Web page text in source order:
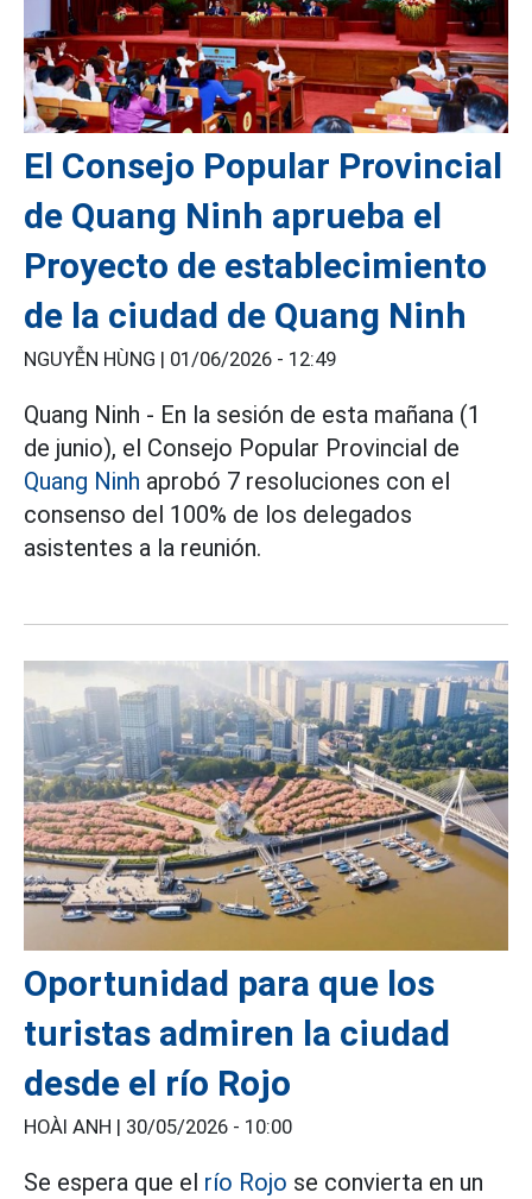
El Consejo Popular Provincial
de Quang Ninh aprueba el
Proyecto de establecimiento
de la ciudad de Quang Ninh
NGUYỄN HÙNG | 01/06/2026 - 12:49
Quang Ninh - En la sesión de esta mañana (1
de junio), el Consejo Popular Provincial de
Quang Ninh aprobó 7 resoluciones con el
consenso del 100% de los delegados
asistentes a la reunión.
Oportunidad para que los
turistas admiren la ciudad
desde el río Rojo
HOÀI ANH | 30/05/2026 - 10:00
Se espera que el río Rojo se convierta en un